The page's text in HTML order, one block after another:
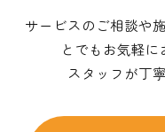
サービスのご相談や
とでも お気軽に
スタッフが丁